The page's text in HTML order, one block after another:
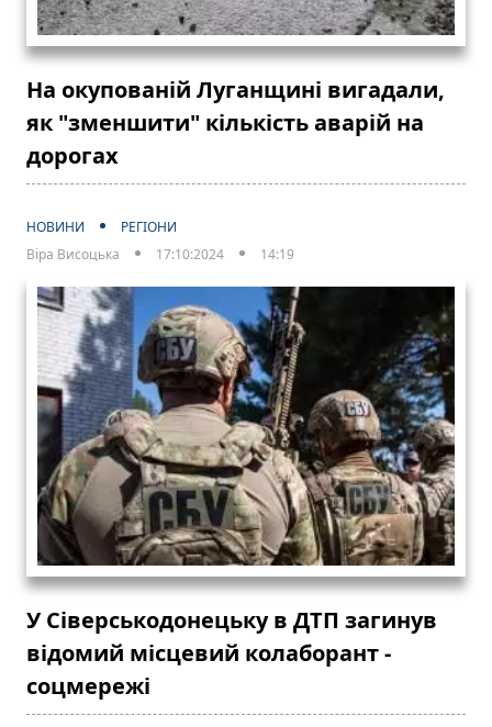
На окупованій Луганщині вигадали,
як "зменшити" кількість аварій на
дорогах
НОВИНИ
РЕГІОНИ
Віра Висоцька
17:10:2024 14:19
У Сіверськодонецьку в ДТП загинув
відомий місцевий колаборант -
соцмережі